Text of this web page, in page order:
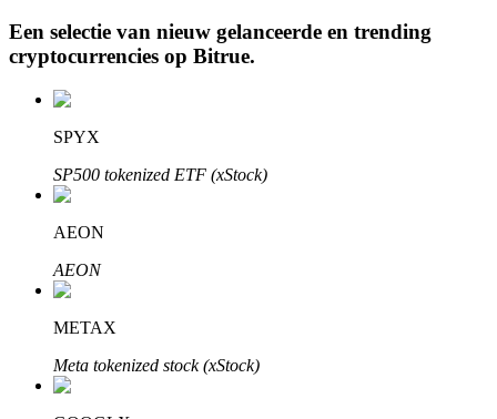
Auto Invest
Grijp langetermijnwinst en flexibele belangen
Leer staken
Een selectie van nieuw gelanceerde en trending
cryptocurrencies op Bitrue.
SPYX
SP500 tokenized ETF (xStock)
AEON
AEON
METAX
Meta tokenized stock (xStock)